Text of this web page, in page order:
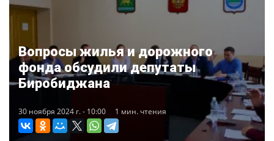
Вопросы жилья и дорожного
фонда обсудили депутаты
Биробиджана
30 ноября 2024 г. - 10:00 1 мин. чтения